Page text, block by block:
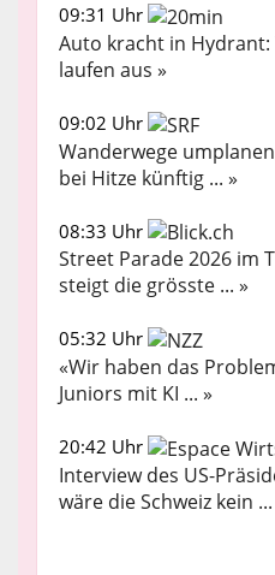
09:31 Uhr
Auto kracht in Hydrant:
laufen aus »
09:02 Uhr
Wanderwege
bei Hitze künftig ... »
08:33 Uhr
Street Parade 2026 im
steigt die grösste ... »
05:32 Uhr
«Wir haben das
Juniors mit KI ... »
20:42 Uhr
Interview des US-
wäre die Schweiz kein ...